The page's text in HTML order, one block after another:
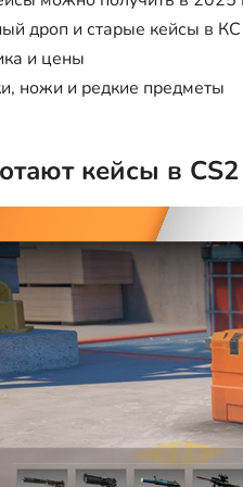
дроп и старые кейсы в
и цены
ножи и редкие предметы
кейсы в CS2